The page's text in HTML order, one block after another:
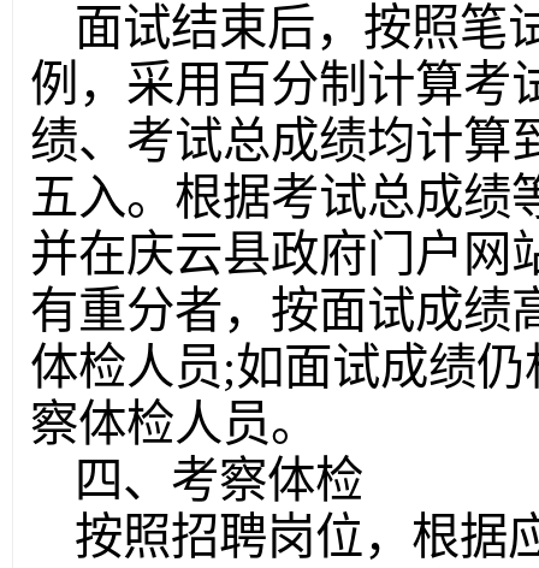
面试结束后，按照笔
例，采用百分制计算考
绩、考试总成绩均计算
五入。根据考试总成绩
并在庆云县政府门户网
有重分者，按面试成绩
体检人员;如面试成绩
察体检人员。
四、考察体检
按照招聘岗位，根据